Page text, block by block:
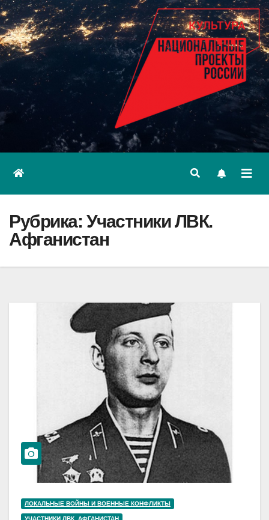
Рубрика: Участники ЛВК.
Афганистан
ЛОКАЛЬНЫЕ ВОЙНЫ И ВОЕННЫЕ КОНФЛИКТЫ
УЧАСТНИКИ ЛВК. АФГАНИСТАН